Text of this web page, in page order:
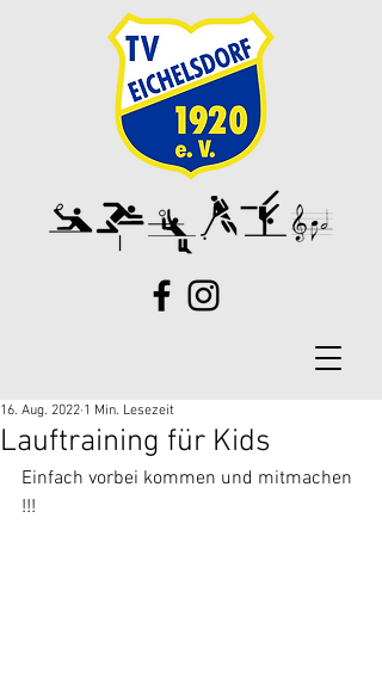
Lauftraining für Kids
16. Aug. 2022 1 Min. Lesezeit
Einfach vorbei kommen und mitmachen
!!!